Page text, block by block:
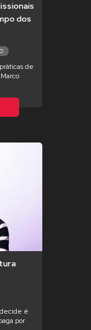
dos
de
é
por